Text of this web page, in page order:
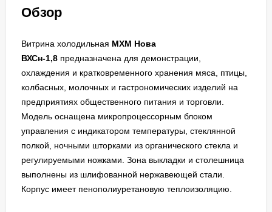
Обзор
Витрина холодильная МХМ Нова
ВХСн-1,8 предназначена для демонстрации,
охлаждения и кратковременного хранения мяса, птицы,
колбасных, молочных и гастрономических изделий на
предприятиях общественного питания и торговли.
Модель оснащена микропроцессорным блоком
управления с индикатором температуры, стеклянной
полкой, ночными шторками из органического стекла и
регулируемыми ножками. Зона выкладки и столешница
выполнены из шлифованной нержавеющей стали.
Корпус имеет пенополиуретановую теплоизоляцию.